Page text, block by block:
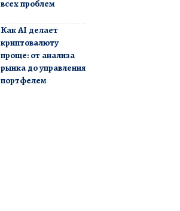
всех проблем
Как AI делает
криптовалюту
проще: от анализа
рынка до управления
портфелем